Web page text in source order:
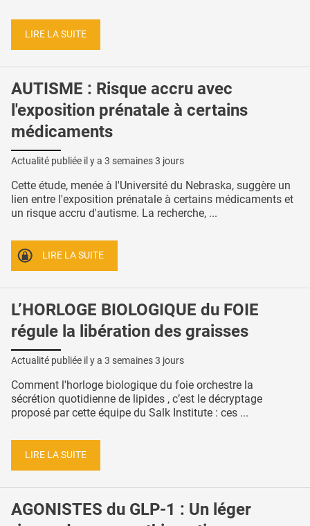
LIRE LA SUITE
AUTISME : Risque accru avec
l'exposition prénatale à certains
médicaments
Actualité publiée il y a 3 semaines 3 jours
Cette étude, menée à l'Université du Nebraska, suggère un
lien entre l'exposition prénatale à certains médicaments et
un risque accru d'autisme. La recherche, ...
LIRE LA SUITE
L’HORLOGE BIOLOGIQUE du FOIE
régule la libération des graisses
Actualité publiée il y a 3 semaines 3 jours
Comment l'horloge biologique du foie orchestre la
sécrétion quotidienne de lipides , c’est le décryptage
proposé par cette équipe du Salk Institute : ces ...
LIRE LA SUITE
AGONISTES du GLP-1 : Un léger